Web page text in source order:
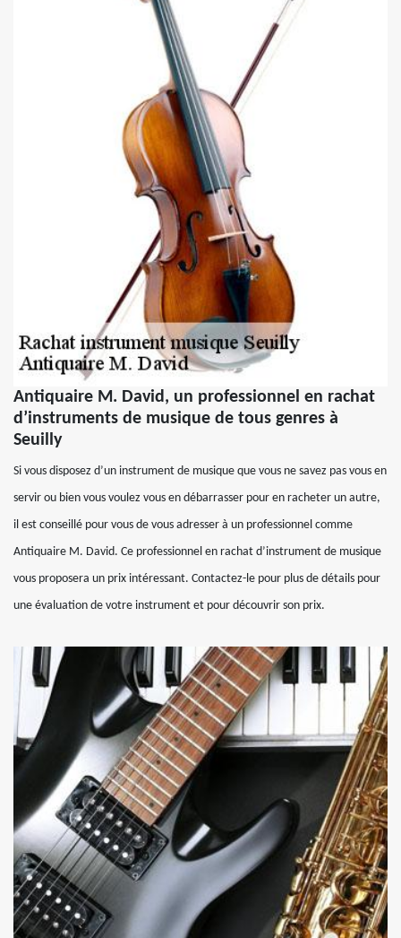
Antiquaire M. David, un professionnel en rachat
d’instruments de musique de tous genres à
Seuilly
Si vous disposez d’un instrument de musique que vous ne savez pas vous en
servir ou bien vous voulez vous en débarrasser pour en racheter un autre,
il est conseillé pour vous de vous adresser à un professionnel comme
Antiquaire M. David. Ce professionnel en rachat d’instrument de musique
vous proposera un prix intéressant. Contactez-le pour plus de détails pour
une évaluation de votre instrument et pour découvrir son prix.